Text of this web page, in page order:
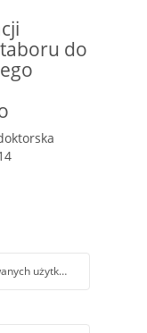
do
użytkowników lub z